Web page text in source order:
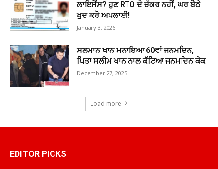
ਲਾਇਸੈਂਸ? ਹੁਣ RTO ਦੇ ਚੱਕਰ ਨਹੀਂ, ਘਰ ਬੈਠੇ
ਖੁਦ ਕਰੋ ਅਪਲਾਈ!
January 3, 2026
ਸਲਮਾਨ ਖਾਨ ਮਨਾਇਆ 60ਵਾਂ ਜਨਮਦਿਨ,
ਪਿਤਾ ਸਲੀਮ ਖਾਨ ਨਾਲ ਕੱਟਿਆ ਜਨਮਦਿਨ ਕੇਕ
December 27, 2025
Load more
EDITOR PICKS